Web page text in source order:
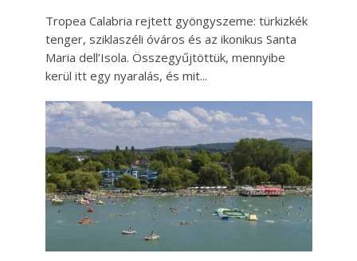
Tropea Calabria rejtett gyöngyszeme: türkizkék
tenger, sziklaszéli óváros és az ikonikus Santa
Maria dell’Isola. Összegyűjtöttük, mennyibe
kerül itt egy nyaralás, és mit...